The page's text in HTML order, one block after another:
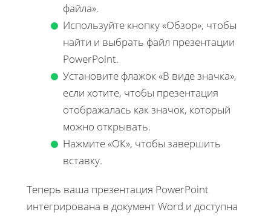
файла».
Используйте кнопку «Обзор», чтобы
найти и выбрать файл презентации
PowerPoint.
Установите флажок «В виде значка»,
если хотите, чтобы презентация
отображалась как значок, который
можно открывать.
Нажмите «ОК», чтобы завершить
вставку.
Теперь ваша презентация PowerPoint
интегрирована в документ Word и доступна